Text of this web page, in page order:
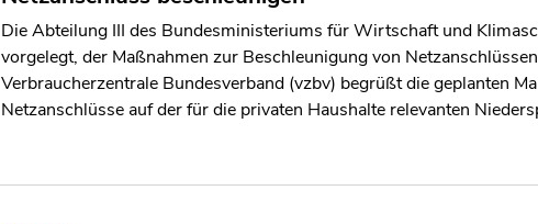
Die Abteilung III des Bundesministeriums für Wirtschaft und
vorgelegt, der Maßnahmen zur Beschleunigung von
Verbraucherzentrale Bundesverband (vzbv) begrüßt die geplanten
Netzanschlüsse auf der für die privaten Haushalte relevanten